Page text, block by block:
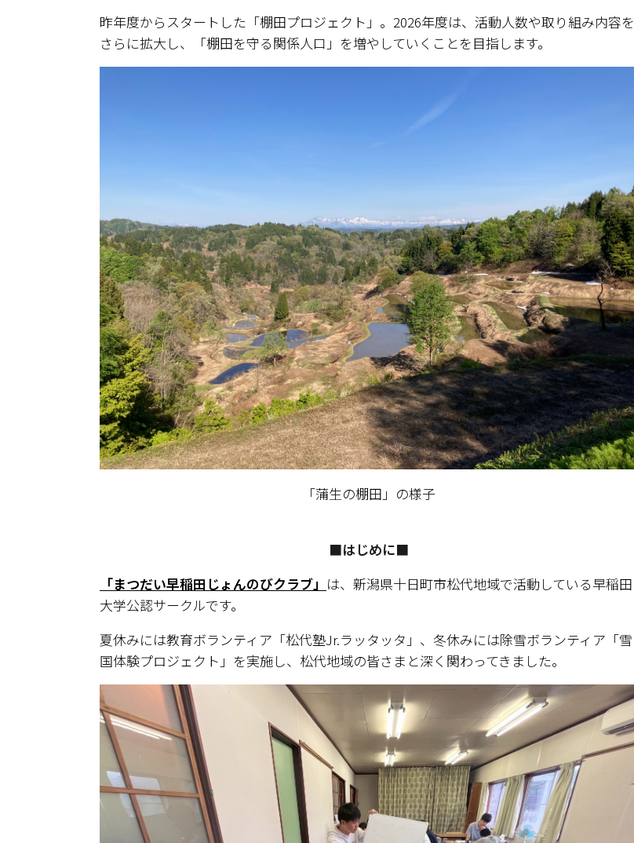
昨年度からスタートした「棚田プロジェクト」。2026年度は、活動人数や取り組み内容を
さらに拡大し、「棚田を守る関係人口」を増やしていくことを目指します。
「蒲生の棚田」の様子
■はじめに■
「まつだい早稲田じょんのびクラブ」 は、新潟県十日町市松代地域で活動している早稲田
大学公認サークルです。
夏休みには教育ボランティア「松代塾Jr.ラッタッタ」、冬休みには除雪ボランティア「雪
国体験プロジェクト」を実施し、松代地域の皆さまと深く関わってきました。